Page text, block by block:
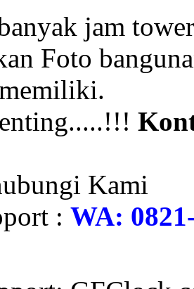
jam
Foto
Kami
: WA: